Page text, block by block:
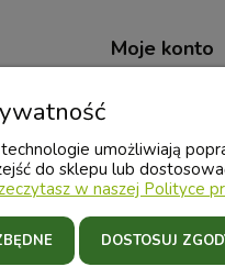
Moje konto
Twoje
umożliwiają
do sklepu lub
w naszej Polityce
DOSTOSUJ